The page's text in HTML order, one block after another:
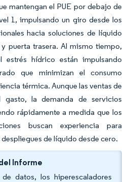
mantengan el PUE por debajo de
1, impulsando un giro desde los
hacia soluciones de líquido
puerta trasera. Al mismo tiempo,
estrés hídrico están impulsando
que minimizan el consumo
térmica. Aunque las ventas de
gasto, la demanda de servicios
rápidamente a medida que los
buscan experiencia para
de líquido desde cero.
Informe
datos, los hiperescaladores